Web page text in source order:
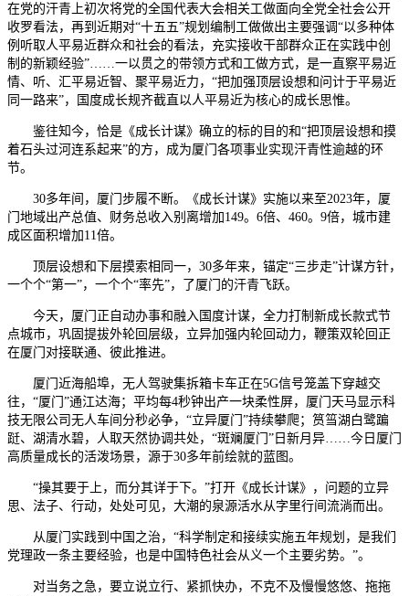
在党的汗青上初次将党的全国代表大会相关工做面向全党全社会公开
收罗看法，再到近期对“十五五”规划编制工做做出主要强调“以多种体
例听取人平易近群众和社会的看法，充实接收干部群众正在实践中创
制的新颖经验”……一以贯之的带领方式和工做方式，是一直察平易近
情、听、汇平易近智、聚平易近力，“把加强顶层设想和问计于平易近
同一路来”，国度成长规齐截直以人平易近为核心的成长思惟。
鉴往知今，恰是《成长计谋》确立的标的目的和“把顶层设想和摸
着石头过河连系起来”的方，成为厦门各项事业实现汗青性逾越的环
节。
30多年间，厦门步履不断。《成长计谋》实施以来至2023年，厦
门地域出产总值、财务总收入别离增加149。6倍、460。9倍，城市建
成区面积增加11倍。
顶层设想和下层摸索相同一，30多年来，锚定“三步走”计谋方针，
一个个“第一”，一个个“率先”，了厦门的汗青飞跃。
今天，厦门正自动办事和融入国度计谋，全力打制新成长款式节
点城市，巩固提拔外轮回层级，立异加强内轮回动力，鞭策双轮回正
在厦门对接联通、彼此推进。
厦门近海船埠，无人驾驶集拆箱卡车正在5G信号笼盖下穿越交
往，“厦门”通江达海；平均每4秒钟出产一块柔性屏，厦门天马显示科
技无限公司无人车间分秒必争，“立异厦门”持续攀爬；筼筜湖白鹭蹁
跹、湖清水碧，人取天然协调共处，“斑斓厦门”日新月异……今日厦门
高质量成长的活泼场景，源于30多年前绘就的蓝图。
“操其要于上，而分其详于下。”打开《成长计谋》，问题的立异
思、法子、行动，处处可见，大潮的泉源活水从字里行间流淌而出。
从厦门实践到中国之治，“科学制定和接续实施五年规划，是我们
党理政一条主要经验，也是中国特色社会从义一个主要劣势。”。
对当务之急，要立说立行、紧抓快办，不克不及慢慢悠悠、拖拖